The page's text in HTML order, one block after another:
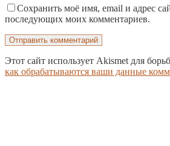
Сохранить моё имя, email и адрес
последующих моих комментариев.
Этот сайт использует Akismet для
как обрабатываются ваши данные